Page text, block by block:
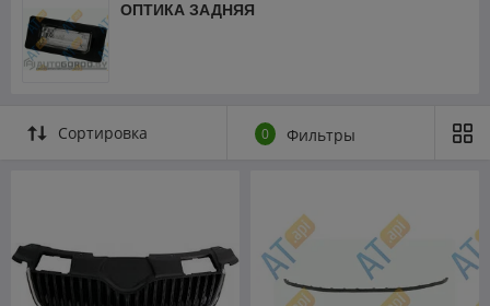
ОПТИКА ЗАДНЯЯ
Сортировка 0 Фильтры